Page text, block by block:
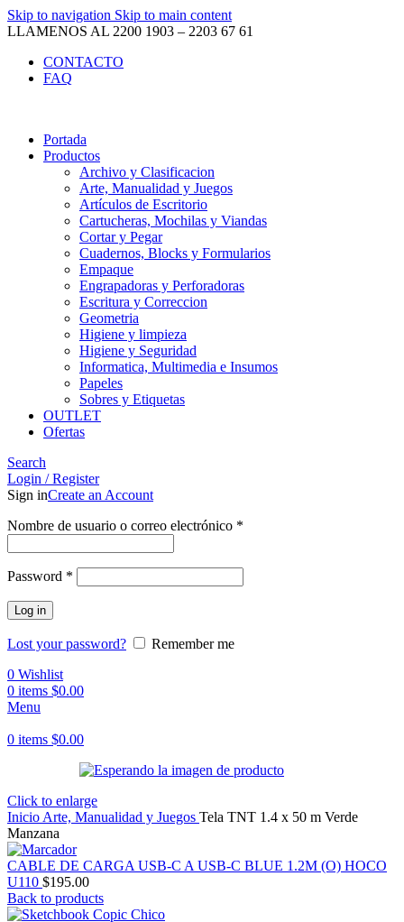
Skip to navigation Skip to main content
LLAMENOS AL 2200 1903 – 2203 67 61
CONTACTO
FAQ
Portada
Productos
Archivo y Clasificacion
Arte, Manualidad y Juegos
Artículos de Escritorio
Cartucheras, Mochilas y Viandas
Cortar y Pegar
Cuadernos, Blocks y Formularios
Empaque
Engrapadoras y Perforadoras
Escritura y Correccion
Geometria
Higiene y limpieza
Higiene y Seguridad
Informatica, Multimedia e Insumos
Papeles
Sobres y Etiquetas
OUTLET
Ofertas
Search
Login / Register
Sign inCreate an Account
Nombre de usuario o correo electrónico *
Password *
Log in
Lost your password?
Remember me
0 Wishlist
0 items $0.00
Menu
0 items $0.00
Click to enlarge
Inicio Arte, Manualidad y Juegos Tela TNT 1.4 x 50 m Verde
Manzana
CABLE DE CARGA USB-C A USB-C BLUE 1.2M (O) HOCO
U110 $195.00
Back to products